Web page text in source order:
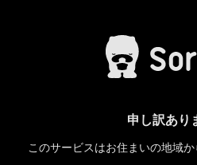
申し訳あり
このサービスはお住まいの地域か